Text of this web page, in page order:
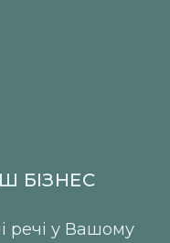
БІЗНЕС
речі у Вашому